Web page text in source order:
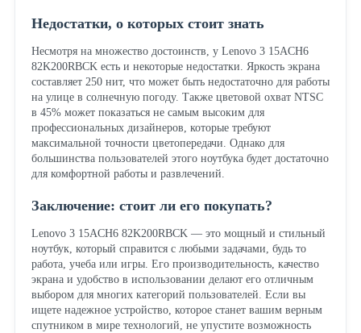
Недостатки, о которых стоит знать
Несмотря на множество достоинств, у Lenovo 3 15ACH6
82K200RBCK есть и некоторые недостатки. Яркость экрана
составляет 250 нит, что может быть недостаточно для работы
на улице в солнечную погоду. Также цветовой охват NTSC
в 45% может показаться не самым высоким для
профессиональных дизайнеров, которые требуют
максимальной точности цветопередачи. Однако для
большинства пользователей этого ноутбука будет достаточно
для комфортной работы и развлечений.
Заключение: стоит ли его покупать?
Lenovo 3 15ACH6 82K200RBCK — это мощный и стильный
ноутбук, который справится с любыми задачами, будь то
работа, учеба или игры. Его производительность, качество
экрана и удобство в использовании делают его отличным
выбором для многих категорий пользователей. Если вы
ищете надежное устройство, которое станет вашим верным
спутником в мире технологий, не упустите возможность